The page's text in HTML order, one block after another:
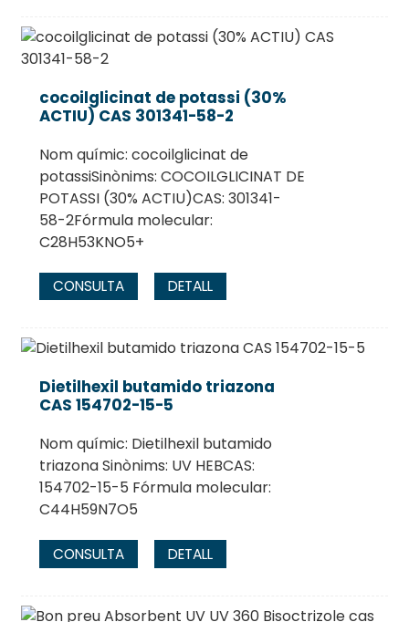
cocoilglicinat de potassi (30%
ACTIU) CAS 301341-58-2
Nom químic: cocoilglicinat de
potassiSinònims: COCOILGLICINAT DE
POTASSI (30% ACTIU)CAS: 301341-
58-2Fórmula molecular:
C28H53KNO5+
CONSULTA DETALL
Dietilhexil butamido triazona
CAS 154702-15-5
Nom químic: Dietilhexil butamido
triazona Sinònims: UV HEBCAS:
154702-15-5 Fórmula molecular:
C44H59N7O5
CONSULTA DETALL